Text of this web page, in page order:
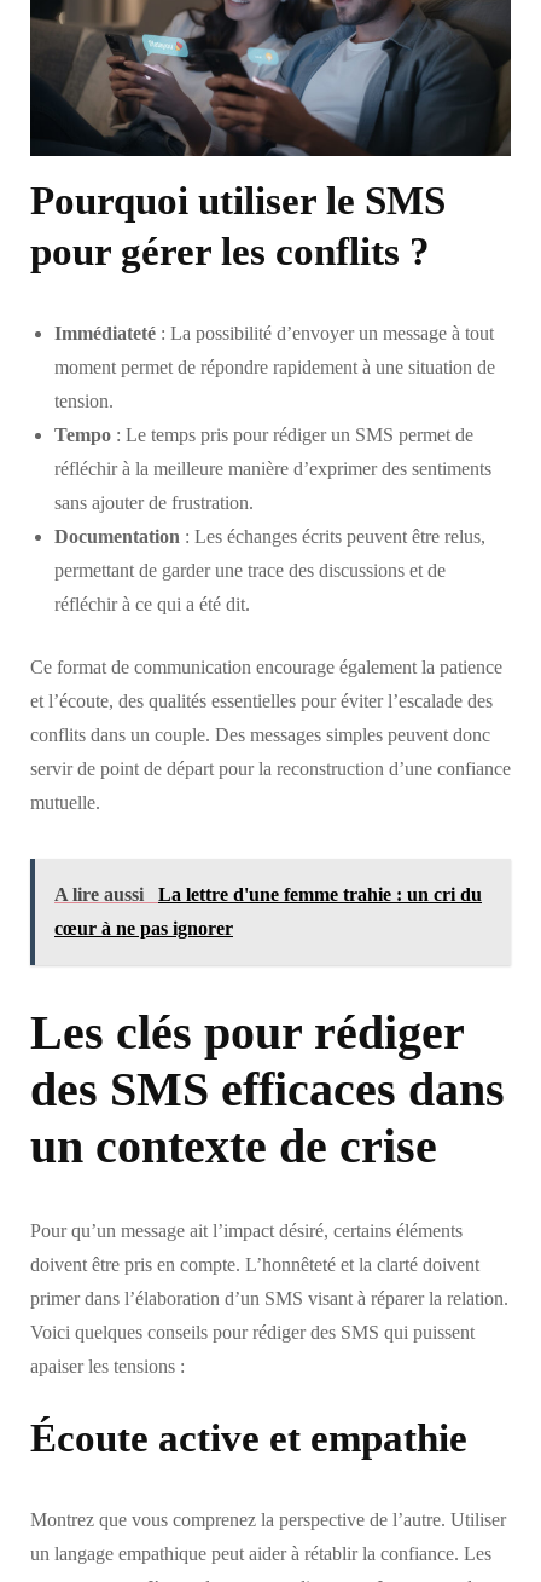
Pourquoi utiliser le SMS
pour gérer les conflits ?
Immédiateté : La possibilité d’envoyer un message à tout
moment permet de répondre rapidement à une situation de
tension.
Tempo : Le temps pris pour rédiger un SMS permet de
réfléchir à la meilleure manière d’exprimer des sentiments
sans ajouter de frustration.
Documentation : Les échanges écrits peuvent être relus,
permettant de garder une trace des discussions et de
réfléchir à ce qui a été dit.
Ce format de communication encourage également la patience
et l’écoute, des qualités essentielles pour éviter l’escalade des
conflits dans un couple. Des messages simples peuvent donc
servir de point de départ pour la reconstruction d’une confiance
mutuelle.
A lire aussi
La lettre d'une femme trahie : un cri du
cœur à ne pas ignorer
Les clés pour rédiger
des SMS efficaces dans
un contexte de crise
Pour qu’un message ait l’impact désiré, certains éléments
doivent être pris en compte. L’honnêteté et la clarté doivent
primer dans l’élaboration d’un SMS visant à réparer la relation.
Voici quelques conseils pour rédiger des SMS qui puissent
apaiser les tensions :
Écoute active et empathie
Montrez que vous comprenez la perspective de l’autre. Utiliser
un langage empathique peut aider à rétablir la confiance. Les